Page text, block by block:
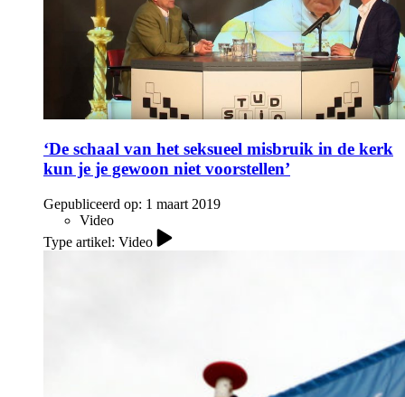
‘De schaal van het seksueel misbruik in de kerk
kun je je gewoon niet voorstellen’
Gepubliceerd op: 1 maart 2019
Video
Type artikel: Video